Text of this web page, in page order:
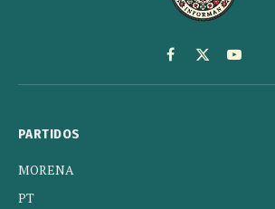
Facebook
X
(Twitter)
YouTube
PARTIDOS
MORENA
PT